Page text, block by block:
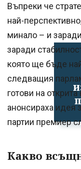
Въпреки че
най-
минало – и
заради
която ще бъде
следващия
готови на
анонсираха идея
партии премиер
Какво